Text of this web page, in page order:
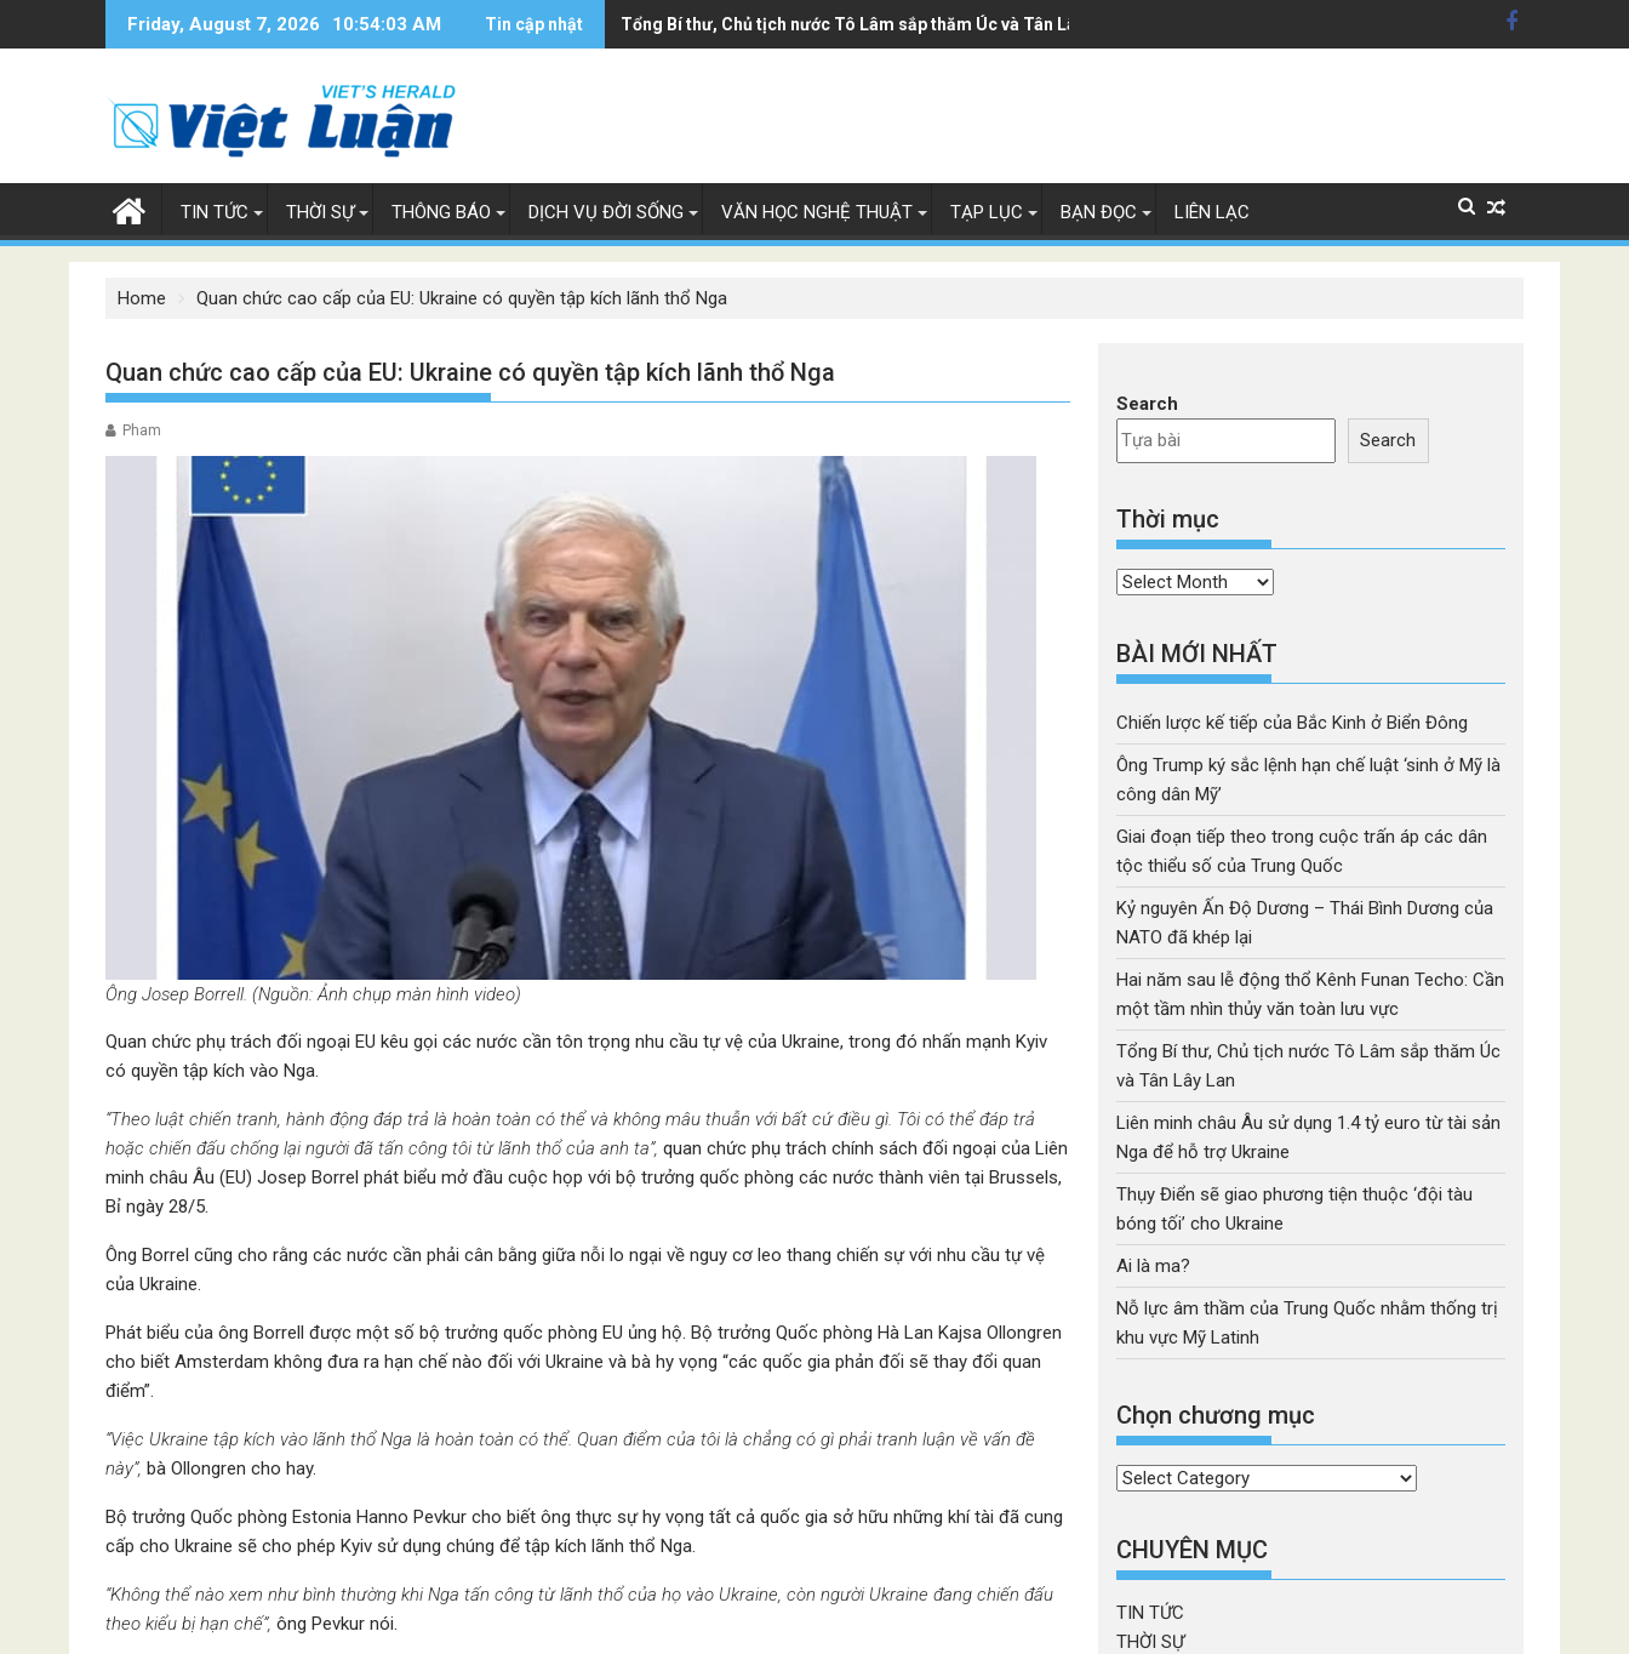
Friday, August 7, 2026 10:54:04 AM Tin cập nhật Tổng Bí thư, Chủ tịch nước Tô Lâm sắp thăm Úc và Tân Lây Lan
TIN TỨC THỜI SỰ THÔNG BÁO DỊCH VỤ ĐỜI SỐNG VĂN HỌC NGHỆ THUẬT TẠP LỤC BẠN ĐỌC LIÊN LẠC
Home Quan chức cao cấp của EU: Ukraine có quyền tập kích lãnh thổ Nga
Quan chức cao cấp của EU: Ukraine có quyền tập kích lãnh thổ Nga
Pham
Ông Josep Borrell. (Nguồn: Ảnh chụp màn hình video)
Quan chức phụ trách đối ngoại EU kêu gọi các nước cần tôn trọng nhu cầu tự vệ của Ukraine, trong đó nhấn mạnh Kyiv
có quyền tập kích vào Nga.
“Theo luật chiến tranh, hành động đáp trả là hoàn toàn có thể và không mâu thuẫn với bất cứ điều gì. Tôi có thể đáp trả
hoặc chiến đấu chống lại người đã tấn công tôi từ lãnh thổ của anh ta”, quan chức phụ trách chính sách đối ngoại của Liên
minh châu Âu (EU) Josep Borrel phát biểu mở đầu cuộc họp với bộ trưởng quốc phòng các nước thành viên tại Brussels,
Bỉ ngày 28/5.
Ông Borrel cũng cho rằng các nước cần phải cân bằng giữa nỗi lo ngại về nguy cơ leo thang chiến sự với nhu cầu tự vệ
của Ukraine.
Phát biểu của ông Borrell được một số bộ trưởng quốc phòng EU ủng hộ. Bộ trưởng Quốc phòng Hà Lan Kajsa Ollongren
cho biết Amsterdam không đưa ra hạn chế nào đối với Ukraine và bà hy vọng “các quốc gia phản đối sẽ thay đổi quan
điểm”.
“Việc Ukraine tập kích vào lãnh thổ Nga là hoàn toàn có thể. Quan điểm của tôi là chẳng có gì phải tranh luận về vấn đề
này”, bà Ollongren cho hay.
Bộ trưởng Quốc phòng Estonia Hanno Pevkur cho biết ông thực sự hy vọng tất cả quốc gia sở hữu những khí tài đã cung
cấp cho Ukraine sẽ cho phép Kyiv sử dụng chúng để tập kích lãnh thổ Nga.
“Không thể nào xem như bình thường khi Nga tấn công từ lãnh thổ của họ vào Ukraine, còn người Ukraine đang chiến đấu
theo kiểu bị hạn chế”, ông Pevkur nói.
Search
Search
Thời mục
Thời
BÀI MỚI NHẤT
Chiến lược kế tiếp của Bắc Kinh ở Biển Đông
Ông Trump ký sắc lệnh hạn chế luật ‘sinh ở Mỹ là
công dân Mỹ’
Giai đoạn tiếp theo trong cuộc trấn áp các dân
tộc thiểu số của Trung Quốc
Kỷ nguyên Ấn Độ Dương – Thái Bình Dương của
NATO đã khép lại
Hai năm sau lễ động thổ Kênh Funan Techo: Cần
một tầm nhìn thủy văn toàn lưu vực
Tổng Bí thư, Chủ tịch nước Tô Lâm sắp thăm Úc
và Tân Lây Lan
Liên minh châu Âu sử dụng 1.4 tỷ euro từ tài sản
Nga để hỗ trợ Ukraine
Thụy Điển sẽ giao phương tiện thuộc ‘đội tàu
bóng tối’ cho Ukraine
Ai là ma?
Nỗ lực âm thầm của Trung Quốc nhằm thống trị
khu vực Mỹ Latinh
Chọn chương mục
Chọn
mục
CHUYÊN MỤC
TIN TỨC
THỜI SỰ